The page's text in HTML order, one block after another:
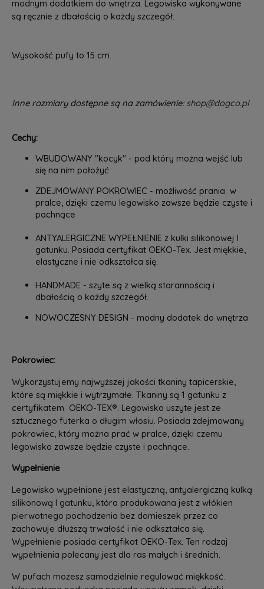
modnym dodatkiem do wnętrza. Legowiska wykonywane
są ręcznie z dbałością o każdy szczegół.
Wysokość pufy to 15 cm.
Inne rozmiary dostępne są na zamówienie: shop@dogco.pl
Cechy:
WBUDOWANY "kocyk" - pod który można wejść lub
się na nim położyć
ZDEJMOWANY POKROWIEC - możliwość prania w
pralce, dzięki czemu legowisko zawsze będzie czyste i
pachnące
ANTYALERGICZNE WYPEŁNIENIE z kulki silikonowej I
gatunku. Posiada certyfikat OEKO-Tex. Jest miękkie,
elastyczne i nie odkształca się.
HANDMADE - szyte są z wielką starannością i
dbałością o każdy szczegół.
NOWOCZESNY DESIGN - modny dodatek do wnętrza
Pokrowiec:
Wykorzystujemy najwyższej jakości tkaniny tapicerskie,
które są miękkie i wytrzymałe. Tkaniny są 1 gatunku z
certyfikatem OEKO-TEX®. Legowisko uszyte jest ze
sztucznego futerka o długim włosiu. Posiada zdejmowany
pokrowiec, który można prać w pralce, dzięki czemu
legowisko zawsze będzie czyste i pachnące.
Wypełnienie
Legowisko wypełnione jest elastyczną, antyalergiczną kulką
silikonową I gatunku, która produkowana jest z włókien
pierwotnego pochodzenia bez domieszek przez co
zachowuje dłuższą trwałość i nie odkształca się.
Wypełnienie posiada certyfikat OEKO-Tex. Ten rodzaj
wypełnienia polecany jest dla ras małych i średnich.
W pufach możesz samodzielnie regulować miękkość.